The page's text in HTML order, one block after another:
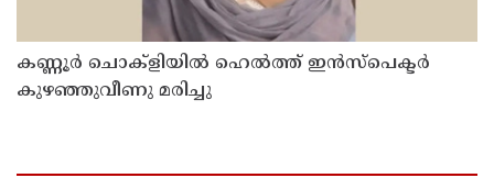
കണ്ണൂർ ചൊക്ളിയിൽ ഹെൽത്ത് ഇൻസ്പെക്ടർ
കുഴഞ്ഞുവീണു മരിച്ചു